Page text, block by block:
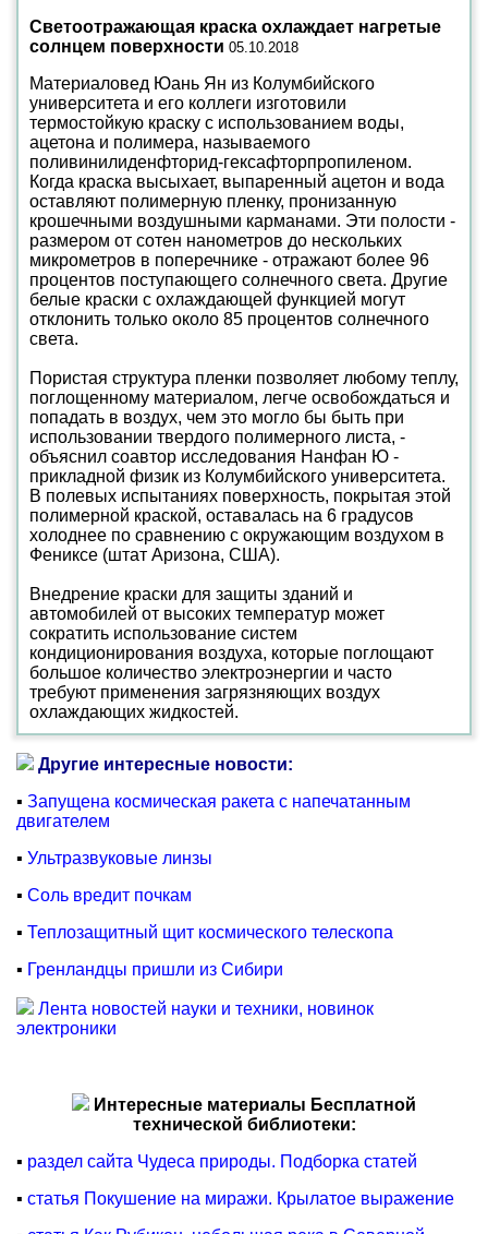
Светоотражающая краска охлаждает нагретые
солнцем поверхности 05.10.2018
Материаловед Юань Ян из Колумбийского
университета и его коллеги изготовили
термостойкую краску с использованием воды,
ацетона и полимера, называемого
поливинилиденфторид-гексафторпропиленом.
Когда краска высыхает, выпаренный ацетон и вода
оставляют полимерную пленку, пронизанную
крошечными воздушными карманами. Эти полости -
размером от сотен нанометров до нескольких
микрометров в поперечнике - отражают более 96
процентов поступающего солнечного света. Другие
белые краски с охлаждающей функцией могут
отклонить только около 85 процентов солнечного
света.
Пористая структура пленки позволяет любому теплу,
поглощенному материалом, легче освобождаться и
попадать в воздух, чем это могло бы быть при
использовании твердого полимерного листа, -
объяснил соавтор исследования Нанфан Ю -
прикладной физик из Колумбийского университета.
В полевых испытаниях поверхность, покрытая этой
полимерной краской, оставалась на 6 градусов
холоднее по сравнению с окружающим воздухом в
Фениксе (штат Аризона, США).
Внедрение краски для защиты зданий и
автомобилей от высоких температур может
сократить использование систем
кондиционирования воздуха, которые поглощают
большое количество электроэнергии и часто
требуют применения загрязняющих воздух
охлаждающих жидкостей.
Другие интересные новости:
▪ Запущена космическая ракета с напечатанным
двигателем
▪ Ультразвуковые линзы
▪ Соль вредит почкам
▪ Теплозащитный щит космического телескопа
▪ Гренландцы пришли из Сибири
Лента новостей науки и техники, новинок
электроники
Интересные материалы Бесплатной
технической библиотеки:
▪ раздел сайта Чудеса природы. Подборка статей
▪ статья Покушение на миражи. Крылатое выражение